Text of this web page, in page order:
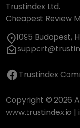
Trustindex Ltd.
Cheapest Review
1095 Budapest,
Trustindex
Copyright © 2026
www.trustindex.io |